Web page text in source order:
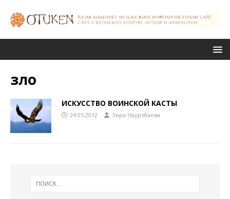
зло
ИСКУССТВО ВОИНСКОЙ КАСТЫ
24.05.2012 Зира Наурзбаева